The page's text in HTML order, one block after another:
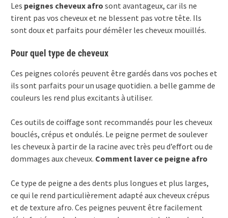
Les peignes cheveux afro sont avantageux, car ils ne
tirent pas vos cheveux et ne blessent pas votre tête. Ils
sont doux et parfaits pour démêler les cheveux mouillés.
Pour quel type de cheveux
Ces peignes colorés peuvent être gardés dans vos poches et
ils sont parfaits pour un usage quotidien. a belle gamme de
couleurs les rend plus excitants à utiliser.
Ces outils de coiffage sont recommandés pour les cheveux
bouclés, crépus et ondulés. Le peigne permet de soulever
les cheveux à partir de la racine avec très peu d’effort ou de
dommages aux cheveux. Comment laver ce peigne afro
Ce type de peigne a des dents plus longues et plus larges,
ce qui le rend particulièrement adapté aux cheveux crépus
et de texture afro. Ces peignes peuvent être facilement